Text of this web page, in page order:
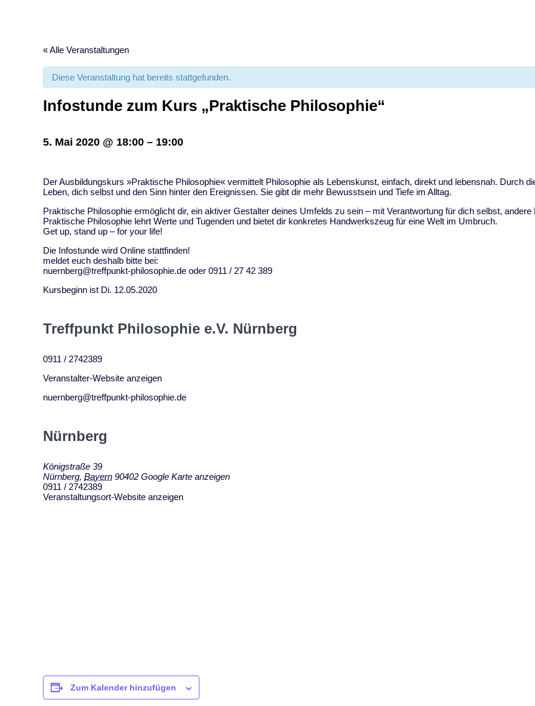
« Alle Veranstaltungen
Diese Veranstaltung hat bereits stattgefunden.
Infostunde zum Kurs „Praktische Philosophie“
5. Mai 2020 @ 18:00 – 19:00
Der Ausbildungskurs »Praktische Philosophie« vermittelt Philosophie als Lebenskunst, einfach, direkt und lebensnah. Durch
Leben, dich selbst und den Sinn hinter den Ereignissen. Sie gibt dir mehr Bewusstsein und Tiefe im Alltag.
Praktische Philosophie ermöglicht dir, ein aktiver Gestalter deines Umfelds zu sein – mit Verantwortung für dich selbst,
Praktische Philosophie lehrt Werte und Tugenden und bietet dir konkretes Handwerkszeug für eine Welt im Umbruch.
Get up, stand up – for your life!
Die Infostunde wird Online stattfinden!
meldet euch deshalb bitte bei:
nuernberg@treffpunkt-philosophie.de oder 0911 / 27 42 389
Kursbeginn ist Di. 12.05.2020
Treffpunkt Philosophie e.V. Nürnberg
0911 / 2742389
Veranstalter-Website anzeigen
nuernberg@treffpunkt-philosophie.de
Nürnberg
Königstraße 39
Nürnberg, Bayern 90402 Google Karte anzeigen
0911 / 2742389
Veranstaltungsort-Website anzeigen
Zum Kalender hinzufügen